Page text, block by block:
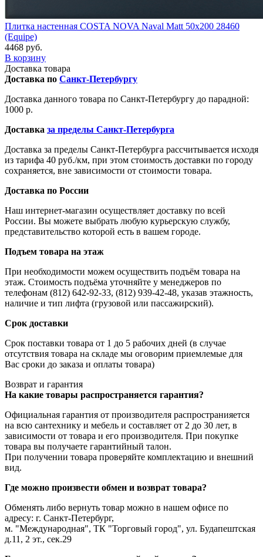
Плитка настенная COSTA NOVA Naval Matt 50x200 28460
(Equipe)
4468 руб.
В корзину
Доставка товара
Доставка по Санкт-Петербургу
Доставка данного товара по Санкт-Петербургу до парадной:
1000 р.
Доставка за пределы Санкт-Петербурга
Доставка за пределы Санкт-Петербурга рассчитывается исходя
из тарифа 40 руб./км, при этом стоимость доставки по городу
сохраняется, вне зависимости от стоимости товара.
Доставка по России
Наш интернет-магазин осуществляет доставку по всей
России. Вы можете выбрать любую курьерскую службу,
представительство которой есть в вашем городе.
Подъем товара на этаж
При необходимости можем осуществить подъём товара на
этаж. Стоимость подъёма уточняйте у менеджеров по
телефонам (812) 642-92-33, (812) 939-42-48, указав этажность,
наличие и тип лифта (грузовой или пассажирский).
Срок доставки
Срок поставки товара от 1 до 5 рабочих дней (в случае
отсутствия товара на складе мы оговорим приемлемые для
Вас сроки до заказа и оплаты товара)
Возврат и гарантия
На какие товары распространяется гарантия?
Официальная гарантия от производителя распространияется
на всю сантехнику и мебель и составляет от 2 до 30 лет, в
зависимости от товара и его производителя. При покупке
товара вы получаете гарантийный талон.
При получении товара проверяйте комплектацию и внешний
вид.
Где можно произвести обмен и возврат товара?
Обменять либо вернуть товар можно в нашем офисе по
адресу: г. Санкт-Петербург,
м. "Международная", ТК "Торговый город", ул. Будапештская
д.11, 2 эт., сек.29